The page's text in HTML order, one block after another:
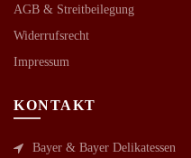
AGB & Streitbeilegung
Widerrufsrecht
Impressum
KONTAKT
Bayer & Bayer Delikatessen